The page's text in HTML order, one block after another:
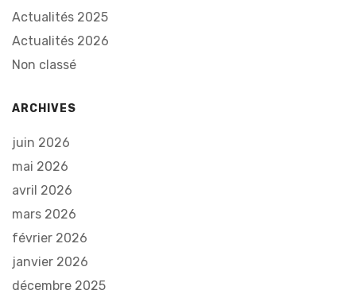
Actualités 2025
Actualités 2026
Non classé
ARCHIVES
juin 2026
mai 2026
avril 2026
mars 2026
février 2026
janvier 2026
décembre 2025